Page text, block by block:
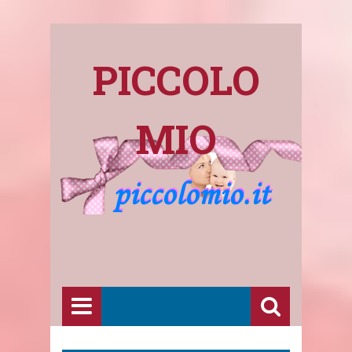
PICCOLO
MIO